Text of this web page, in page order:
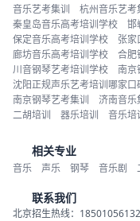
音乐艺考集训 杭州音乐艺考
秦皇岛音乐高考培训学校
邯
保定音乐高考培训学校
张家
廊坊音乐高考培训学校
合肥
川音钢琴艺考培训学校
南京
沈阳正规声乐艺考培训哪家口
南京钢琴艺考集训
济南音乐
二胡培训
器乐培训 音乐培
相关专业
音乐 声乐 钢琴 音乐剧
联系我们
北京招生热线：18501056132